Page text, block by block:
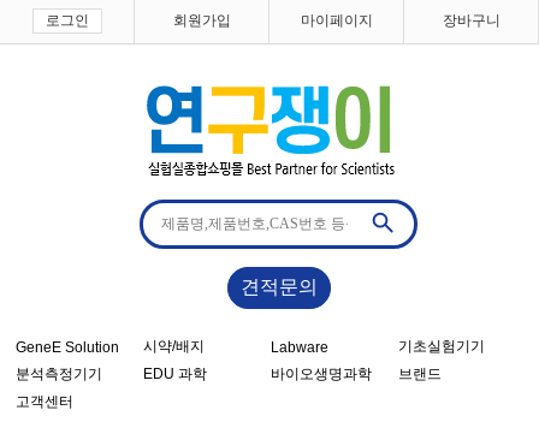
로그인 회원가입 마이페이지 장바구니
견적문의
GeneE Solution 시약/배지 Labware
기초실험기기
분석측정기기
EDU 과학 바이오생명과학
브랜드
고객센터